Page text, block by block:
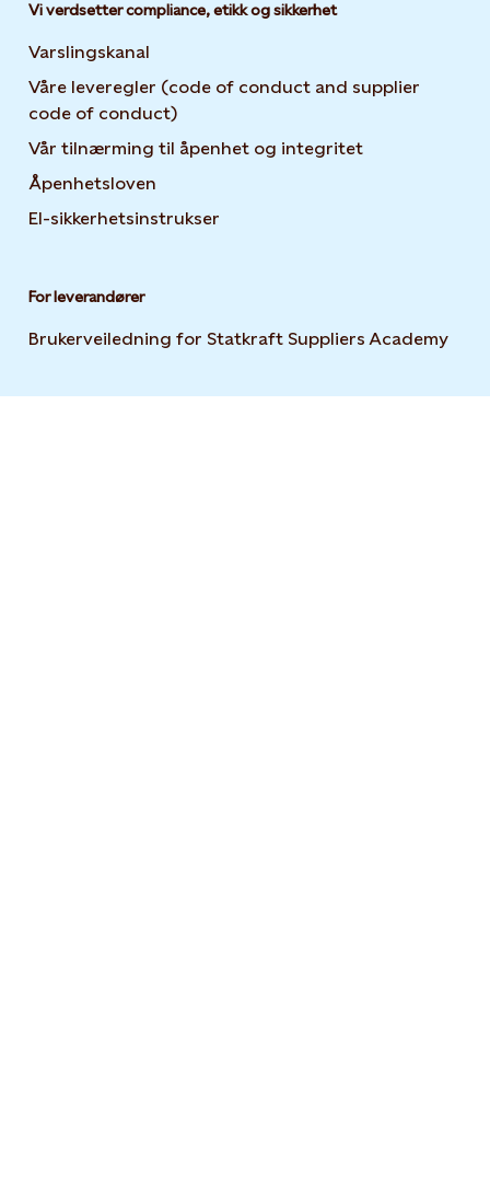
Vi verdsetter compliance, etikk og sikkerhet
Varslingskanal
Våre leveregler (code of conduct and supplier
code of conduct)
Vår tilnærming til åpenhet og integritet
Åpenhetsloven
El-sikkerhetsinstrukser
For leverandører
Brukerveiledning for Statkraft Suppliers Academy